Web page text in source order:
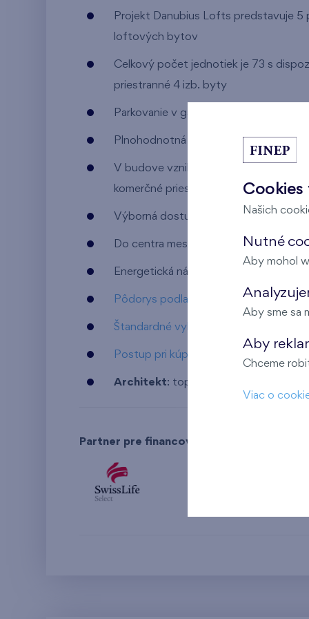
Projekt Danubius Lofts predstavuje 5
loftových bytov
Celkový počet jednotiek je 73 s
priestranné 4 izb. byty
Parkovanie v garážach pod domom
Plnohodnotná občianska vybavenosť
V budove vzniknú priestory pre
komerčné priestory na prenájom
Výborná dostupnosť MHD
Do centra mesta 10 minút
Energetická náročnosť B
Pôdorys podlažia
Štandardné vybavenie bytu
Postup pri kúpe bytu a jeho
Architekt: topinka architekti s.r.o.
Partner pre financovanie bývania:
Cookies
Našich
Nutné
Aby mohol
Aby sme sa
Aby
Chceme
Viac o